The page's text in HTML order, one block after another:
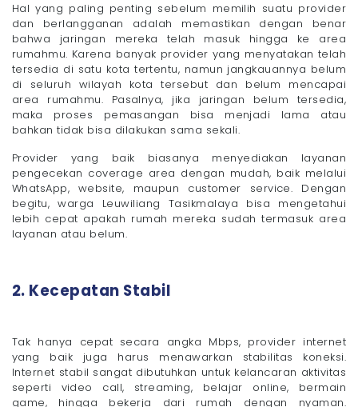
Hal yang paling penting sebelum memilih suatu provider
dan berlangganan adalah memastikan dengan benar
bahwa jaringan mereka telah masuk hingga ke area
rumahmu. Karena banyak provider yang menyatakan telah
tersedia di satu kota tertentu, namun jangkauannya belum
di seluruh wilayah kota tersebut dan belum mencapai
area rumahmu. Pasalnya, jika jaringan belum tersedia,
maka proses pemasangan bisa menjadi lama atau
bahkan tidak bisa dilakukan sama sekali.
Provider yang baik biasanya menyediakan layanan
pengecekan coverage area dengan mudah, baik melalui
WhatsApp, website, maupun customer service. Dengan
begitu, warga Leuwiliang Tasikmalaya bisa mengetahui
lebih cepat apakah rumah mereka sudah termasuk area
layanan atau belum.
2. Kecepatan Stabil
Tak hanya cepat secara angka Mbps, provider internet
yang baik juga harus menawarkan stabilitas koneksi.
Internet stabil sangat dibutuhkan untuk kelancaran aktivitas
seperti video call, streaming, belajar online, bermain
game, hingga bekerja dari rumah dengan nyaman.